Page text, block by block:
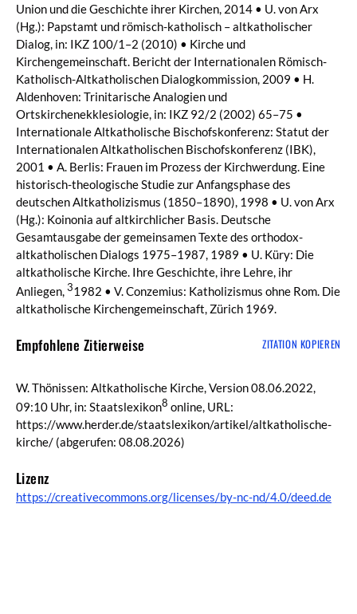
Union und die Geschichte ihrer Kirchen, 2014 • U. von Arx
(Hg.): Papstamt und römisch-katholisch – altkatholischer
Dialog, in: IKZ 100/1–2 (2010) • Kirche und
Kirchengemeinschaft. Bericht der Internationalen Römisch-
Katholisch-Altkatholischen Dialogkommission, 2009 • H.
Aldenhoven: Trinitarische Analogien und
Ortskirchenekklesiologie, in: IKZ 92/2 (2002) 65–75 •
Internationale Altkatholische Bischofskonferenz: Statut der
Internationalen Altkatholischen Bischofskonferenz (IBK),
2001 • A. Berlis: Frauen im Prozess der Kirchwerdung. Eine
historisch-theologische Studie zur Anfangsphase des
deutschen Altkatholizismus (1850–1890), 1998 • U. von Arx
(Hg.): Koinonia auf altkirchlicher Basis. Deutsche
Gesamtausgabe der gemeinsamen Texte des orthodox-
altkatholischen Dialogs 1975–1987, 1989 • U. Küry: Die
altkatholische Kirche. Ihre Geschichte, ihre Lehre, ihr
Anliegen, 31982 • V. Conzemius: Katholizismus ohne Rom. Die
altkatholische Kirchengemeinschaft, Zürich 1969.
Empfohlene Zitierweise ZITATION KOPIEREN
W. Thönissen: Altkatholische Kirche, Version 08.06.2022,
09:10 Uhr, in: Staatslexikon8 online, URL:
https://www.herder.de/staatslexikon/artikel/altkatholische-
kirche/ (abgerufen: 08.08.2026)
Lizenz
https://creativecommons.org/licenses/by-nc-nd/4.0/deed.de